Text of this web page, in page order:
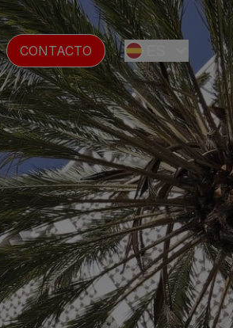
CONTACTO
EN
FR
DE
SE
NL